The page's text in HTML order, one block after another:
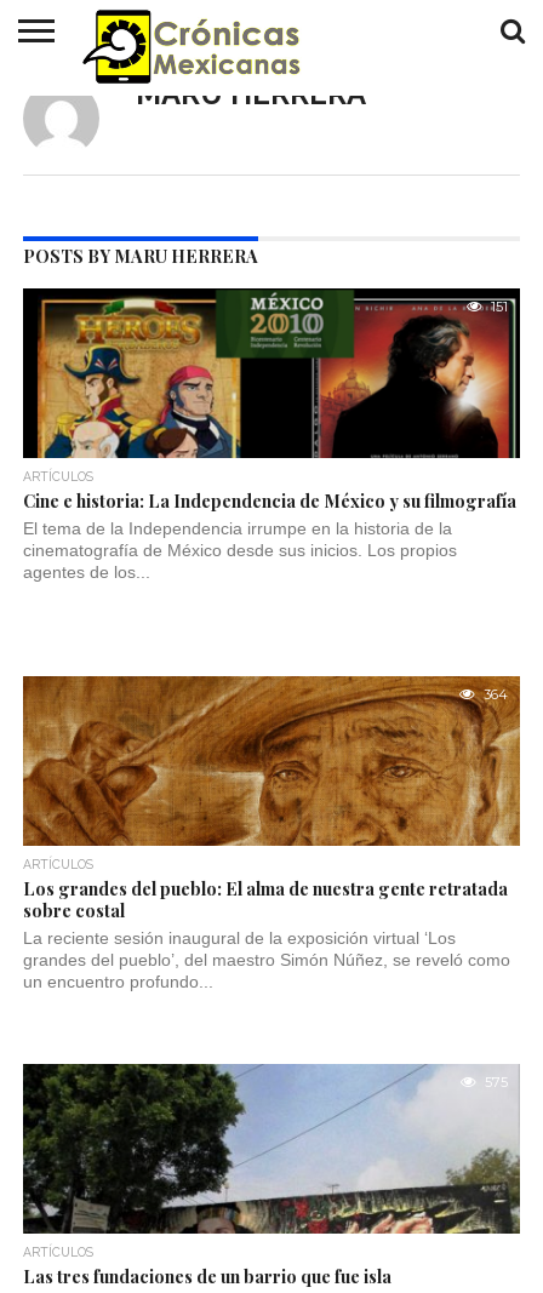
INICIO
HISTORIAS
ACTUALIDAD
REVISTA
CRÓNICAS
CONTÁCTANOSMARU HERRERA
POSTS BY MARU HERRERA
151
ARTÍCULOS
Cine e historia: La Independencia de México y su filmografía
El tema de la Independencia irrumpe en la historia de la
cinematografía de México desde sus inicios. Los propios
agentes de los...
364
ARTÍCULOS
Los grandes del pueblo: El alma de nuestra gente retratada
sobre costal
La reciente sesión inaugural de la exposición virtual ‘Los
grandes del pueblo’, del maestro Simón Núñez, se reveló como
un encuentro profundo...
575
ARTÍCULOS
Las tres fundaciones de un barrio que fue isla